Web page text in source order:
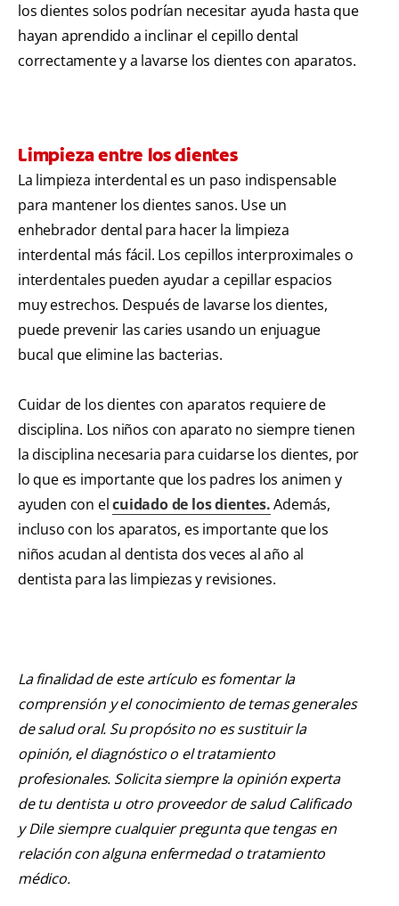
los dientes solos podrían necesitar ayuda hasta que
hayan aprendido a inclinar el cepillo dental
correctamente y a lavarse los dientes con aparatos.
Limpieza entre los dientes
La limpieza interdental es un paso indispensable
para mantener los dientes sanos. Use un
enhebrador dental para hacer la limpieza
interdental más fácil. Los cepillos interproximales o
interdentales pueden ayudar a cepillar espacios
muy estrechos. Después de lavarse los dientes,
puede prevenir las caries usando un enjuague
bucal que elimine las bacterias.
Cuidar de los dientes con aparatos requiere de
disciplina. Los niños con aparato no siempre tienen
la disciplina necesaria para cuidarse los dientes, por
lo que es importante que los padres los animen y
ayuden con elcuidado de los dientes.Además,
incluso con los aparatos, es importante que los
niños acudan al dentista dos veces al año al
dentista para las limpiezas y revisiones.
La finalidad de este artículo es fomentar la
comprensión y el conocimiento de temas generales
de salud oral. Su propósito no es sustituir la
opinión, el diagnóstico o el tratamiento
profesionales. Solicita siempre la opinión experta
de tu dentista u otro proveedor de salud Calificado
y Dile siempre cualquier pregunta que tengas en
relación con alguna enfermedad o tratamiento
médico.